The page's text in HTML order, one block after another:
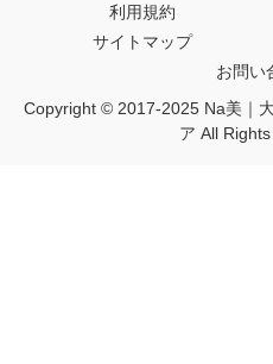
利用規約
サイトマップ
お問い
Copyright © 2017-2025 Na美｜
ア All